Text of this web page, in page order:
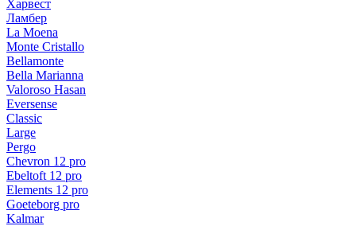
Харвест
Ламбер
La Moena
Monte Cristallo
Bellamonte
Bella Marianna
Valoroso Hasan
Eversense
Classic
Large
Pergo
Chevron 12 pro
Ebeltoft 12 pro
Elements 12 pro
Goeteborg pro
Kalmar